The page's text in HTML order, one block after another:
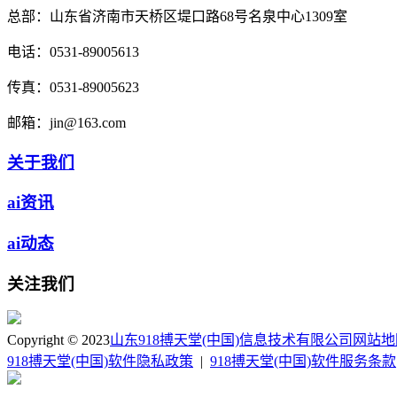
总部： 山东省济南市天桥区堤口路68号名泉中心1309室
电话： 0531-89005613
传真： 0531-89005623
邮箱： jin@163.com
关于我们
ai资讯
ai动态
关注我们
Copyright © 2023山东918搏天堂(中国)信息技术有限公司 网站
918搏天堂(中国)软件隐私政策
918搏天堂(中国)软件服务条款